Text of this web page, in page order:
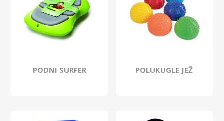
PODNI SURFER POLUKUGLE JEŽ